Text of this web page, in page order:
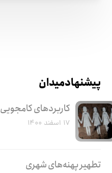
پیشنهاد میدان
کاربرد‌های کامجویی
۱۷ اسفند ۱۴۰۰
تطهیر پهنه‌های شهری